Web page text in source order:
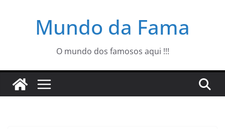
Mundo da Fama
O mundo dos famosos aqui !!!